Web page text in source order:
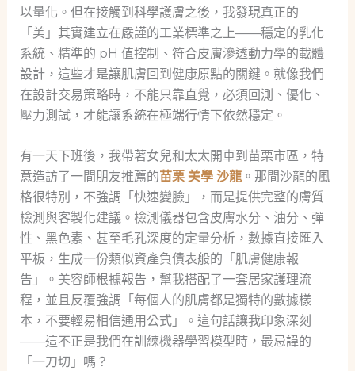
以量化。但在接觸到科學護膚之後，我發現真正的
「美」其實建立在嚴謹的工業標準之上——穩定的乳化
系統、精準的 pH 值控制、符合皮膚滲透動力學的載體
設計，這些才是讓肌膚回到健康原點的關鍵。就像我們
在設計交易策略時，不能只靠直覺，必須回測、優化、
壓力測試，才能讓系統在極端行情下依然穩定。
有一天下班後，我帶著女兒和太太開車到苗栗市區，特
意造訪了一間朋友推薦的苗栗 美學 沙龍。那間沙龍的風
格很特別，不強調「快速變臉」，而是提供完整的膚質
檢測與客製化建議。檢測儀器包含皮膚水分、油分、彈
性、黑色素、甚至毛孔深度的定量分析，數據直接匯入
平板，生成一份類似資產負債表般的「肌膚健康報
告」。美容師根據報告，幫我搭配了一套居家護理流
程，並且反覆強調「每個人的肌膚都是獨特的數據樣
本，不要輕易相信通用公式」。這句話讓我印象深刻
——這不正是我們在訓練機器學習模型時，最忌諱的
「一刀切」嗎？